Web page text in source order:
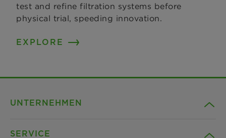
test and refine filtration systems before
physical trial, speeding innovation.
EXPLORE
UNTERNEHMEN
SERVICE